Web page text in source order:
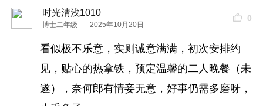
馈。
时光清浅1010
博士二年级 2025年10月20日
0
看似极不乐意，实则诚意满满，初次安排约
见，贴心的热拿铁，预定温馨的二人晚餐（未
遂），奈何郎有情妾无意，好事仍需多磨呀，